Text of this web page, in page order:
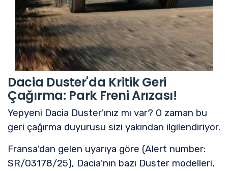
Dacia Duster'da Kritik Geri
Çağırma: Park Freni Arızası!
Yepyeni Dacia Duster'ınız mı var? O zaman bu
geri çağırma duyurusu sizi yakından ilgilendiriyor.
Fransa'dan gelen uyarıya göre (Alert number:
SR/03178/25), Dacia'nın bazı Duster modelleri,